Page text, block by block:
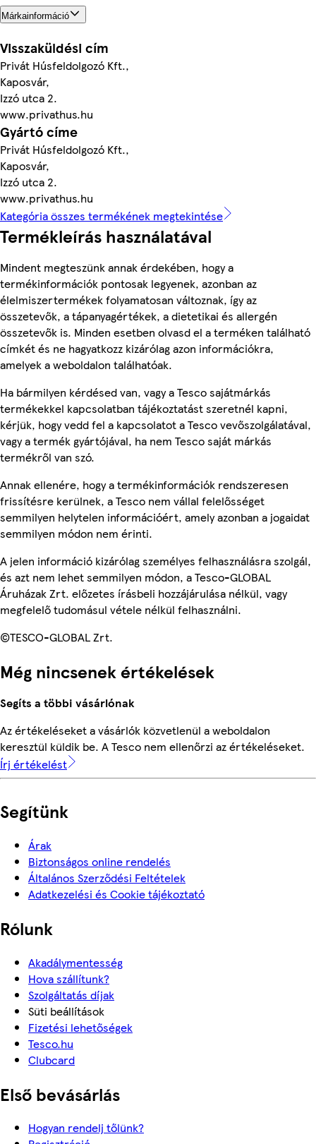
Márkainformáció
Visszaküldési cím
Privát Húsfeldolgozó Kft.,
Kaposvár,
Izzó utca 2.
www.privathus.hu
Gyártó címe
Privát Húsfeldolgozó Kft.,
Kaposvár,
Izzó utca 2.
www.privathus.hu
Kategória összes termékének megtekintése
Termékleírás használatával
Mindent megteszünk annak érdekében, hogy a
termékinformációk pontosak legyenek, azonban az
élelmiszertermékek folyamatosan változnak, így az
összetevők, a tápanyagértékek, a dietetikai és allergén
összetevők is. Minden esetben olvasd el a terméken található
címkét és ne hagyatkozz kizárólag azon információkra,
amelyek a weboldalon találhatóak.
Ha bármilyen kérdésed van, vagy a Tesco sajátmárkás
termékekkel kapcsolatban tájékoztatást szeretnél kapni,
kérjük, hogy vedd fel a kapcsolatot a Tesco vevőszolgálatával,
vagy a termék gyártójával, ha nem Tesco saját márkás
termékről van szó.
Annak ellenére, hogy a termékinformációk rendszeresen
frissítésre kerülnek, a Tesco nem vállal felelősséget
semmilyen helytelen információért, amely azonban a jogaidat
semmilyen módon nem érinti.
A jelen információ kizárólag személyes felhasználásra szolgál,
és azt nem lehet semmilyen módon, a Tesco-GLOBAL
Áruházak Zrt. előzetes írásbeli hozzájárulása nélkül, vagy
megfelelő tudomásul vétele nélkül felhasználni.
©TESCO-GLOBAL Zrt.
Még nincsenek értékelések
Segíts a többi vásárlónak
Az értékeléseket a vásárlók közvetlenül a weboldalon
keresztül küldik be. A Tesco nem ellenőrzi az értékeléseket.
Írj értékelést
Segítünk
Árak
Biztonságos online rendelés
Általános Szerződési Feltételek
Adatkezelési és Cookie tájékoztató
Rólunk
Akadálymentesség
Hova szállítunk?
Szolgáltatás díjak
Süti beállítások
Fizetési lehetőségek
Tesco.hu
Clubcard
Első bevásárlás
Hogyan rendelj tőlünk?